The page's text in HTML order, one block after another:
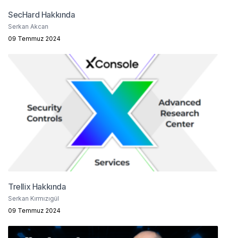
SecHard Hakkında
Serkan Akcan
09 Temmuz 2024
Trellix Hakkında
Serkan Kırmızıgül
09 Temmuz 2024